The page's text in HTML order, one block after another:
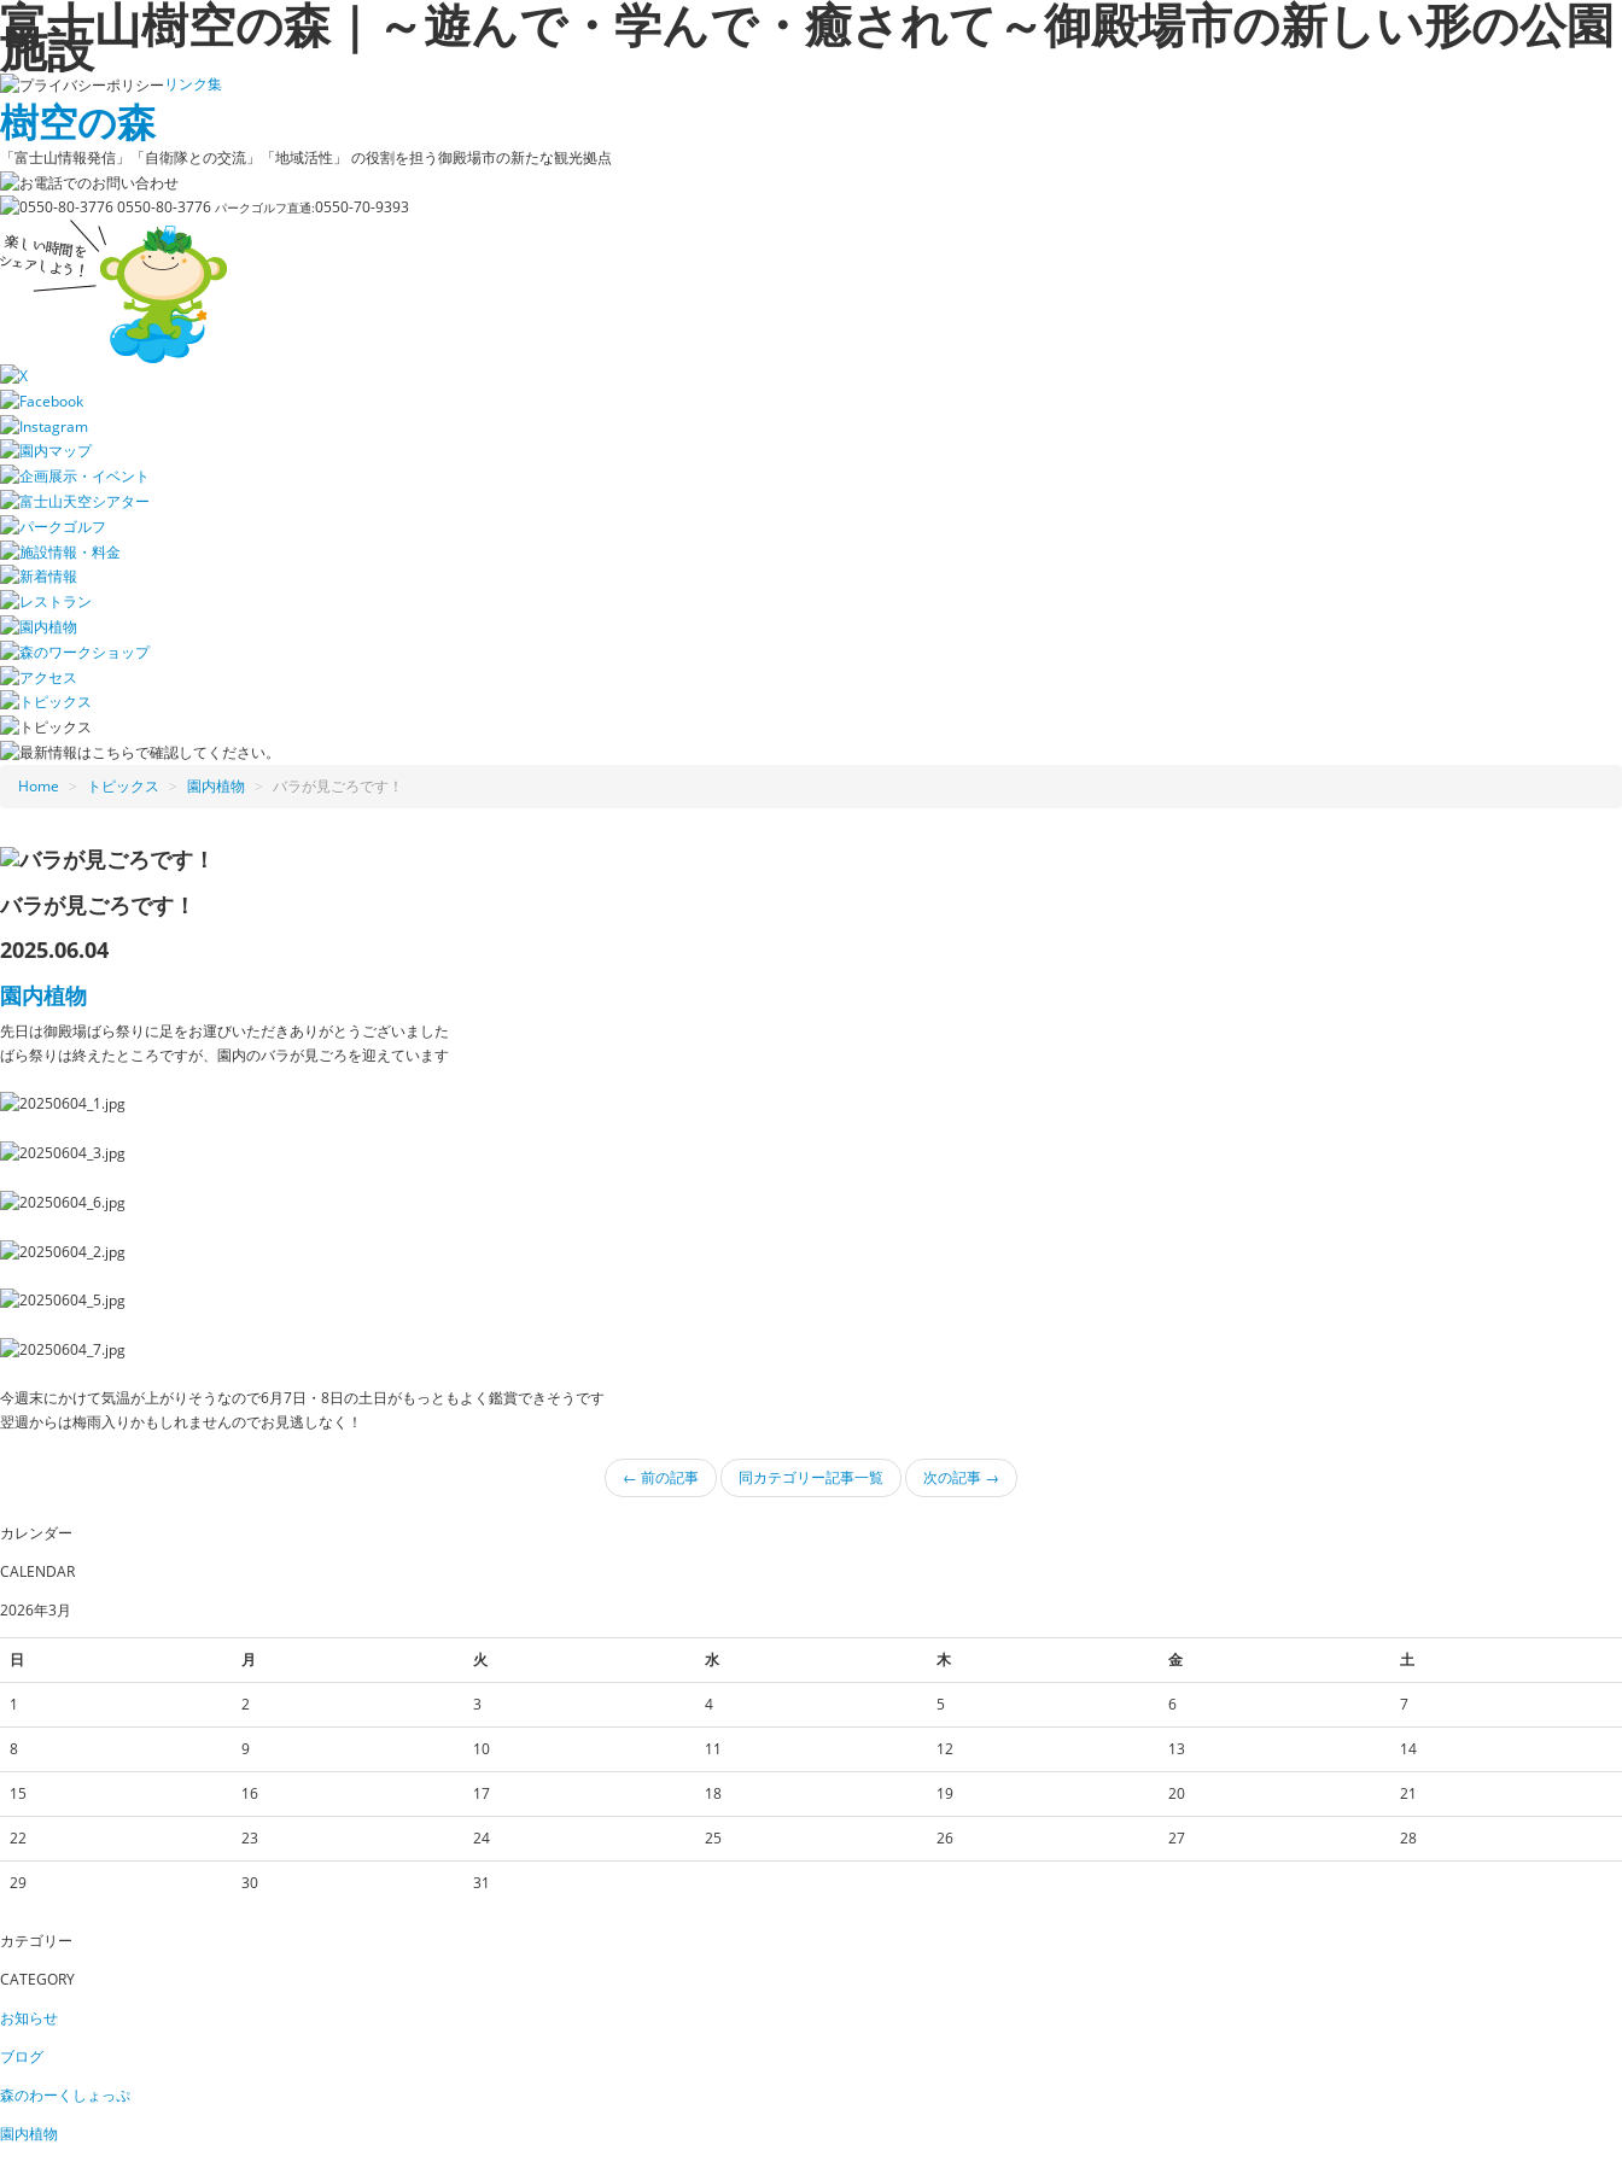
富士山樹空の森｜～遊んで・学んで・癒されて～御殿場市の新しい形の公園
施設
リンク集
樹空の森
「富士山情報発信」「自衛隊との交流」「地域活性」 の役割を担う御殿場市の新たな観光拠点
0550-80-3776 パークゴルフ直通:0550-70-9393
Home > トピックス > 園内植物 > バラが見ごろです！
バラが見ごろです！
2025.06.04
園内植物
先日は御殿場ばら祭りに足をお運びいただきありがとうございました
ばら祭りは終えたところですが、園内のバラが見ごろを迎えています
今週末にかけて気温が上がりそうなので6月7日・8日の土日がもっともよく鑑賞できそうです
翌週からは梅雨入りかもしれませんのでお見逃しなく！
← 前の記事 同カテゴリー記事一覧 次の記事 →
カレンダー
CALENDAR
2026年3月
日 月 火 水 木 金 土
1 2 3 4 5 6 7
8 9 10 11 12 13 14
15 16 17 18 19 20 21
22 23 24 25 26 27 28
29 30 31
カテゴリー
CATEGORY
お知らせ
ブログ
森のわーくしょっぷ
園内植物